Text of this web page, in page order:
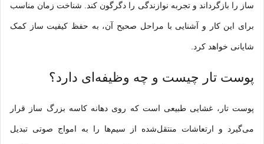
ساز را بازگرداند و تجربه نوازندگی را دگرگون کند. شناخت زمان مناسب
برای این کار و آشنایی با مراحل صحیح آن، به حفظ کیفیت ساز کمک
شایانی خواهد کرد.
پوست تار چیست و چه وظیفه‌ای دارد؟
پوست تار، غشایی طبیعی است که روی دهانه کاسه بزرگ ساز قرار
می‌گیرد و ارتعاشات منتقل‌شده از سیم‌ها را به امواج صوتی تبدیل